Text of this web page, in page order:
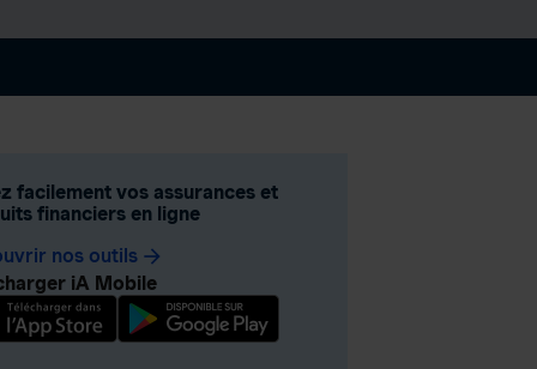
facilement vos assurances et
financiers en ligne
nos outils arrow_forward
iA Mobile